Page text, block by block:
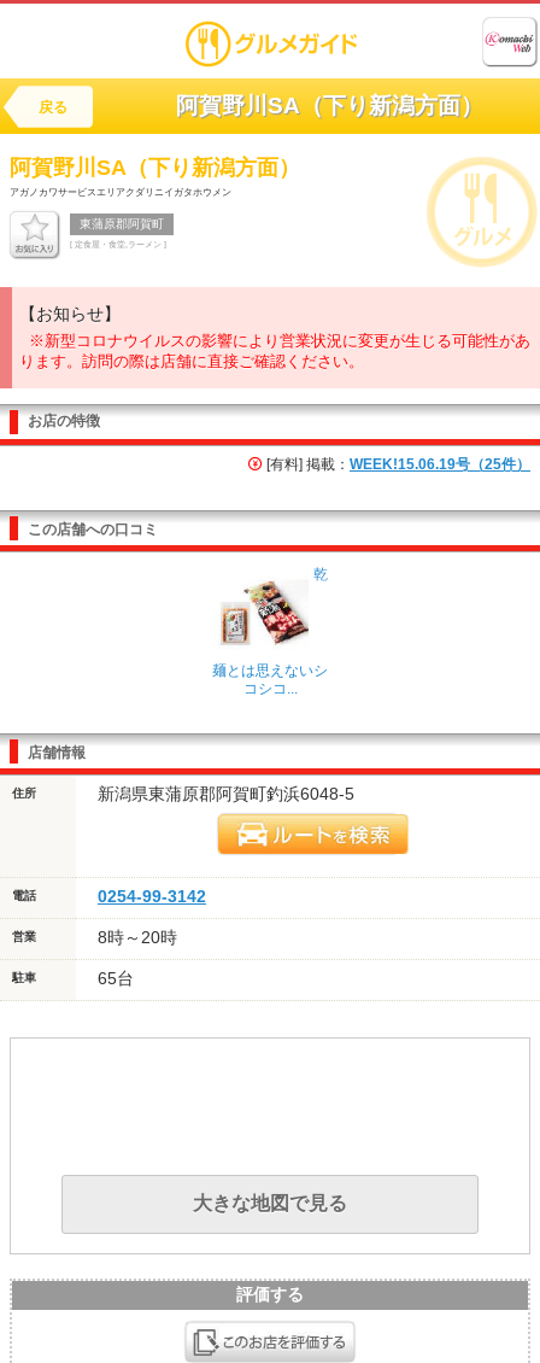
戻る 阿賀野川SA（下り新潟方面）
阿賀野川SA（下り新潟方面）
アガノカワサービスエリアクダリニイガタホウメン
東蒲原郡阿賀町
[ 定食屋・食堂,ラーメン ]
【お知らせ】
※新型コロナウイルスの影響により営業状況に変更が生じる可能性があ
ります。訪問の際は店舗に直接ご確認ください。
お店の特徴
[有料] 掲載： WEEK!15.06.19号（25件）
この店舗への口コミ
乾
麺とは思えないシ
コシコ...
店舗情報
住所 新潟県東蒲原郡阿賀町釣浜6048-5
電話 0254-99-3142
営業 8時～20時
駐車 65台
大きな地図で見る
評価する